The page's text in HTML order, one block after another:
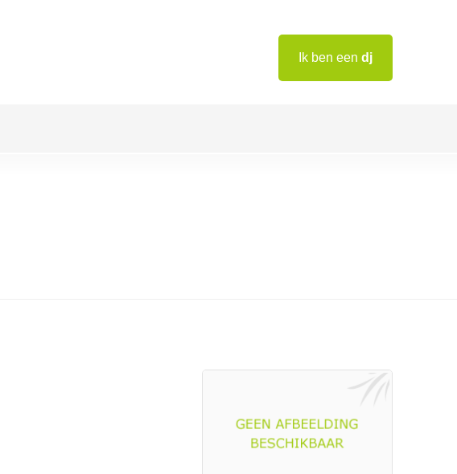
Ik ben een dj